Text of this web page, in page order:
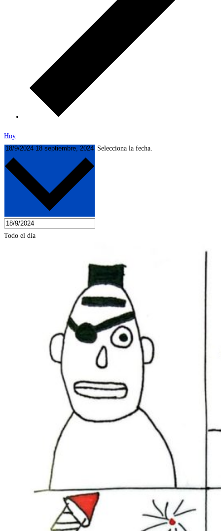
Hoy
18/9/2024 18 septiembre, 2024 Selecciona la fecha.
Todo el día